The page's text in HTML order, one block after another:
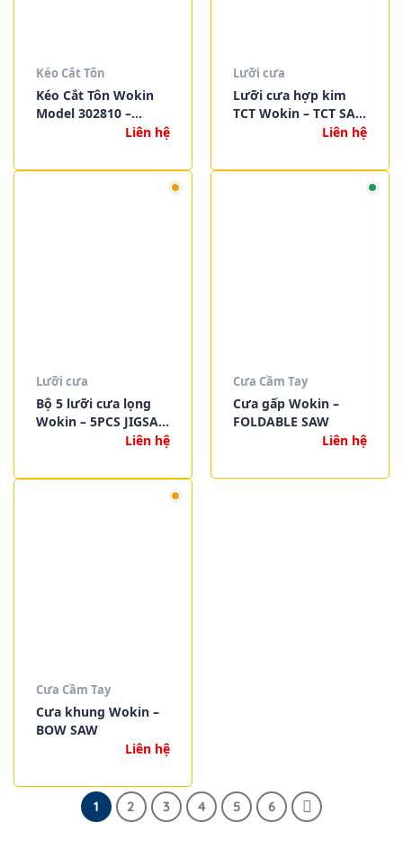
Kéo Cắt Tôn
Kéo Cắt Tôn Wokin
Model 302810 –
302710 – 302910 – Sắc
Chuẩn Công Nghiệp
Liên hệ
Lưỡi cưa
Lưỡi cưa hợp kim
TCT Wokin – TCT SAW
Liên hệ
Lưỡi cưa
Bộ 5 lưỡi cưa lọng
Wokin – 5PCS JIGSAW
Liên hệ
Cưa Cầm Tay
Cưa gấp Wokin –
FOLDABLE SAW
Liên hệ
Cưa Cầm Tay
Cưa khung Wokin –
BOW SAW
Liên hệ
1 2 3 4 5 6